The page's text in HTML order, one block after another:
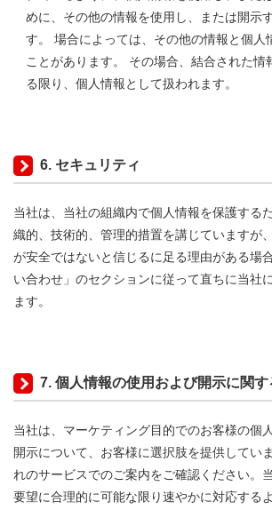
めに、その他の情報を使用し、または開示
す。 場合によっては、その他の情報と個人
ことがあります。 その場合、結合された情
る限り、個人情報として扱われます。
6. セキュリティ
当社は、当社の組織内で個人情報を保護する
織的、技術的、管理的措置を講じていますが
が安全ではないと信じるに足る理由がある場
い合わせ」のセクションに従って直ちに当社
ます。
7. 個人情報の使用および開示に関
当社は、マーケティング目的でのお客様の個
開示について、お客様に選択肢を提供してい
れのサービスでのご案内をご確認ください。
要望に合理的に可能な限り速やかに対応する